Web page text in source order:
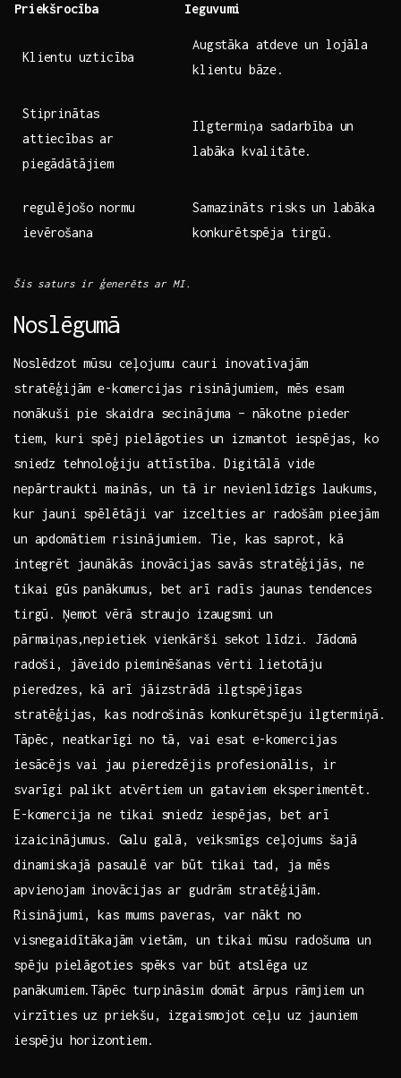
Priekšrocība Ieguvumi
Klientu⁢ uzticība
Augstāka atdeve un lojāla
klientu bāze.
Stiprinātas
attiecības ⁣ar
piegādātājiem
Ilgtermiņa sadarbība un
‍labāka kvalitāte.
regulējošo normu
ievērošana
Samazināts risks un labāka
konkurētspēja tirgū.
Šis saturs ir ģenerēts ar MI.
Noslēgumā
Noslēdzot mūsu ceļojumu cauri inovatīvajām
stratēģijām e-komercijas risinājumiem, mēs esam
nonākuši pie skaidra secinājuma – nākotne pieder
tiem, kuri spēj pielāgoties‍ un izmantot iespējas, ko
sniedz tehnoloģiju attīstība. Digitālā vide
nepārtraukti mainās,⁤ un ​tā⁣ ir nevienlīdzīgs laukums,
kur jauni spēlētāji var izcelties⁤ ar radošām pieejām
un apdomātiem risinājumiem.‌ Tie, kas saprot, kā
integrēt jaunākās inovācijas ​savās stratēģijās, ne
tikai gūs panākumus, bet ​arī radīs jaunas tendences
tirgū. Ņemot vērā straujo izaugsmi un
pārmaiņas,nepietiek ​vienkārši sekot līdzi. Jādomā
radoši, jāveido pieminēšanas vērti lietotāju
pieredzes, kā arī jāizstrādā ilgtspējīgas
stratēģijas, kas nodrošinās konkurētspēju ilgtermiņā.
Tāpēc, neatkarīgi no tā, vai esat e-komercijas‌
iesācējs⁢ vai jau pieredzējis profesionālis, ir ​
svarīgi palikt ​atvērtiem un gataviem eksperimentēt.
E-komercija ne tikai sniedz iespējas,‍ bet arī
izaicinājumus. Galu galā,⁣ veiksmīgs ceļojums šajā
dinamiskajā pasaulē var būt tikai tad, ja mēs​
apvienojam inovācijas ar gudrām⁢ stratēģijām.
Risinājumi, ⁢kas mums paveras, var nākt no‍
visnegaidītākajām vietām, un tikai mūsu radošuma un
spēju⁣ pielāgoties spēks var būt atslēga uz
panākumiem.Tāpēc turpināsim domāt ārpus rāmjiem un‌
virzīties uz priekšu, izgaismojot ceļu uz ‌jauniem
iespēju⁢ horizontiem.